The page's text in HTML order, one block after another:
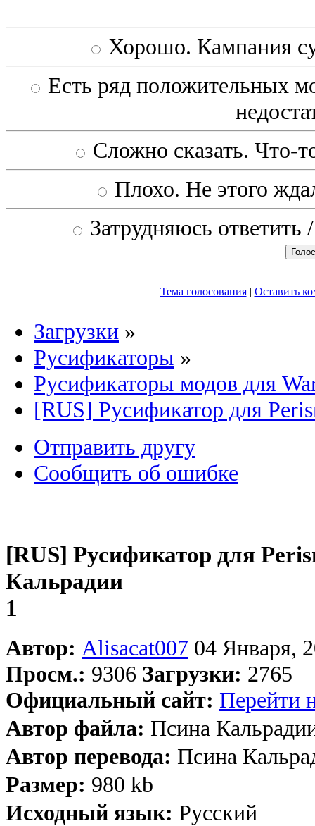
Хорошо. Кампания
Есть ряд положительных
Сложно сказать. Что-
Плохо. Не этого
Затрудняюсь
Тема голосования| Оставить
Загрузки »
Русификаторы »
Русификаторы модов для
[RUS] Русификатор для
Отправить другу
Сообщить об ошибке
[RUS] Русификатор для
Кальрадии
1
Автор: Alisacat007 04 Января,
Просм.: 9306 Загрузки: 2765
Официальный сайт: Перейти
Автор файла: Псина
Автор перевода: Псина
Размер: 980 kb
Исходный язык: Русский